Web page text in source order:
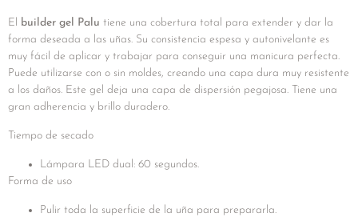
El builder gel Palu tiene una cobertura total para extender y dar la
forma deseada a las uñas. Su consistencia espesa y autonivelante es
muy fácil de aplicar y trabajar para conseguir una manicura perfecta.
Puede utilizarse con o sin moldes, creando una capa dura muy resistente
a los daños. Este gel deja una capa de dispersión pegajosa. Tiene una
gran adherencia y brillo duradero.
Tiempo de secado
Lámpara LED dual: 60 segundos.
Forma de uso
Pulir toda la superficie de la uña para prepararla.